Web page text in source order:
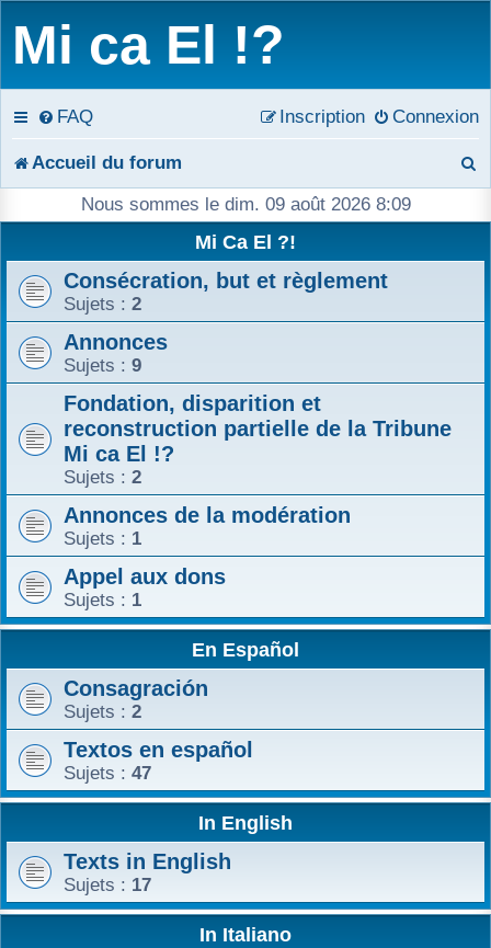
Mi ca El !?
FAQ Connexion
Inscription
Accueil du forum
e
Nous sommes le dim. 09 août 2026 8:09
Mi Ca El ?!
Consécration, but et règlement
Sujets : 2
Annonces
Sujets : 9
Fondation, disparition et
reconstruction partielle de la Tribune
Mi ca El !?
Sujets : 2
Annonces de la modération
Sujets : 1
Appel aux dons
Sujets : 1
En Español
Consagración
Sujets : 2
Textos en español
Sujets : 47
In English
Texts in English
Sujets : 17
In Italiano